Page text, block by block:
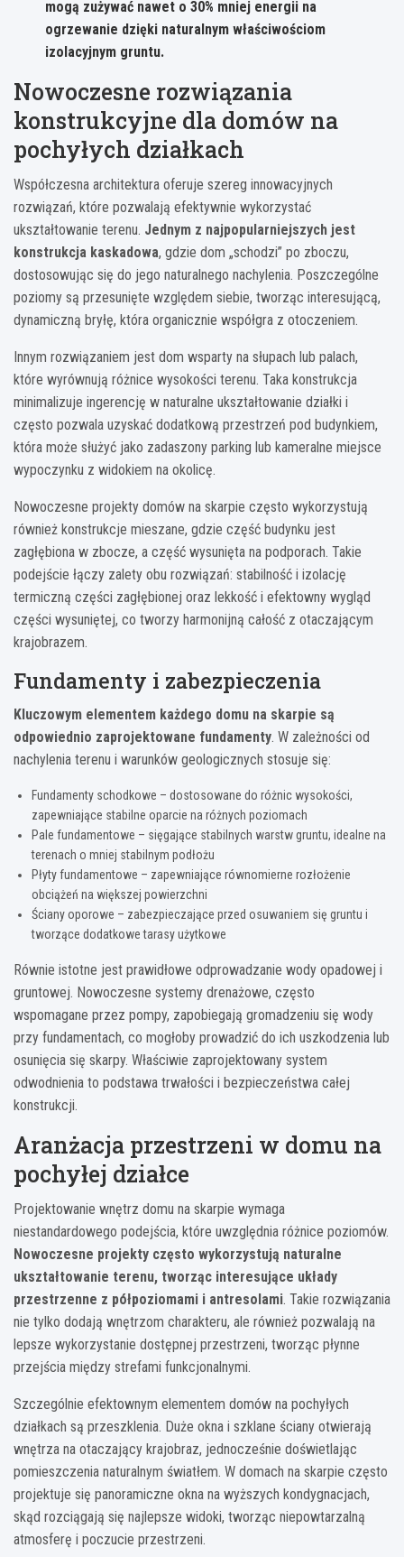
mogą zużywać nawet o 30% mniej energii na
ogrzewanie dzięki naturalnym właściwościom
izolacyjnym gruntu.
Nowoczesne rozwiązania
konstrukcyjne dla domów na
pochyłych działkach
Współczesna architektura oferuje szereg innowacyjnych
rozwiązań, które pozwalają efektywnie wykorzystać
ukształtowanie terenu. Jednym z najpopularniejszych jest
konstrukcja kaskadowa, gdzie dom „schodzi” po zboczu,
dostosowując się do jego naturalnego nachylenia. Poszczególne
poziomy są przesunięte względem siebie, tworząc interesującą,
dynamiczną bryłę, która organicznie współgra z otoczeniem.
Innym rozwiązaniem jest dom wsparty na słupach lub palach,
które wyrównują różnice wysokości terenu. Taka konstrukcja
minimalizuje ingerencję w naturalne ukształtowanie działki i
często pozwala uzyskać dodatkową przestrzeń pod budynkiem,
która może służyć jako zadaszony parking lub kameralne miejsce
wypoczynku z widokiem na okolicę.
Nowoczesne projekty domów na skarpie często wykorzystują
również konstrukcje mieszane, gdzie część budynku jest
zagłębiona w zbocze, a część wysunięta na podporach. Takie
podejście łączy zalety obu rozwiązań: stabilność i izolację
termiczną części zagłębionej oraz lekkość i efektowny wygląd
części wysuniętej, co tworzy harmonijną całość z otaczającym
krajobrazem.
Fundamenty i zabezpieczenia
Kluczowym elementem każdego domu na skarpie są
odpowiednio zaprojektowane fundamenty. W zależności od
nachylenia terenu i warunków geologicznych stosuje się:
Fundamenty schodkowe – dostosowane do różnic wysokości,
zapewniające stabilne oparcie na różnych poziomach
Pale fundamentowe – sięgające stabilnych warstw gruntu, idealne na
terenach o mniej stabilnym podłożu
Płyty fundamentowe – zapewniające równomierne rozłożenie
obciążeń na większej powierzchni
Ściany oporowe – zabezpieczające przed osuwaniem się gruntu i
tworzące dodatkowe tarasy użytkowe
Równie istotne jest prawidłowe odprowadzanie wody opadowej i
gruntowej. Nowoczesne systemy drenażowe, często
wspomagane przez pompy, zapobiegają gromadzeniu się wody
przy fundamentach, co mogłoby prowadzić do ich uszkodzenia lub
osunięcia się skarpy. Właściwie zaprojektowany system
odwodnienia to podstawa trwałości i bezpieczeństwa całej
konstrukcji.
Aranżacja przestrzeni w domu na
pochyłej działce
Projektowanie wnętrz domu na skarpie wymaga
niestandardowego podejścia, które uwzględnia różnice poziomów.
Nowoczesne projekty często wykorzystują naturalne
ukształtowanie terenu, tworząc interesujące układy
przestrzenne z półpoziomami i antresolami. Takie rozwiązania
nie tylko dodają wnętrzom charakteru, ale również pozwalają na
lepsze wykorzystanie dostępnej przestrzeni, tworząc płynne
przejścia między strefami funkcjonalnymi.
Szczególnie efektownym elementem domów na pochyłych
działkach są przeszklenia. Duże okna i szklane ściany otwierają
wnętrza na otaczający krajobraz, jednocześnie doświetlając
pomieszczenia naturalnym światłem. W domach na skarpie często
projektuje się panoramiczne okna na wyższych kondygnacjach,
skąd rozciągają się najlepsze widoki, tworząc niepowtarzalną
atmosferę i poczucie przestrzeni.